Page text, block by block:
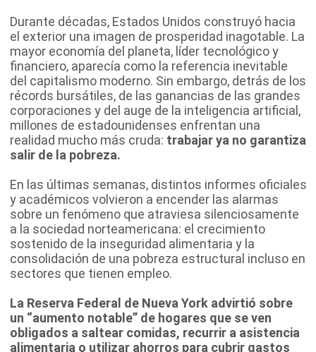
Durante décadas, Estados Unidos construyó hacia
el exterior una imagen de prosperidad inagotable. La
mayor economía del planeta, líder tecnológico y
financiero, aparecía como la referencia inevitable
del capitalismo moderno. Sin embargo, detrás de los
récords bursátiles, de las ganancias de las grandes
corporaciones y del auge de la inteligencia artificial,
millones de estadounidenses enfrentan una
realidad mucho más cruda: trabajar ya no garantiza
salir de la pobreza.
En las últimas semanas, distintos informes oficiales
y académicos volvieron a encender las alarmas
sobre un fenómeno que atraviesa silenciosamente
a la sociedad norteamericana: el crecimiento
sostenido de la inseguridad alimentaria y la
consolidación de una pobreza estructural incluso en
sectores que tienen empleo.
La Reserva Federal de Nueva York advirtió sobre
un “aumento notable” de hogares que se ven
obligados a saltear comidas, recurrir a asistencia
alimentaria o utilizar ahorros para cubrir gastos